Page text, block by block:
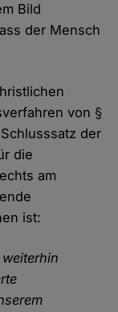
Bild
der Mensch
von §
der
die
am
ist: